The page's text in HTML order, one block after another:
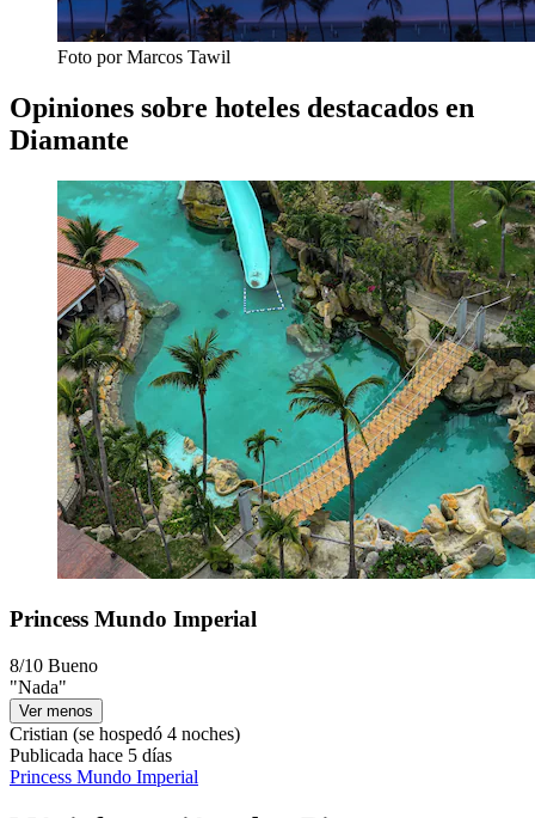
Foto por Marcos Tawil
Opiniones sobre hoteles destacados en
Diamante
Princess Mundo Imperial
8/10 Bueno
"Nada"
Ver menos
Cristian (se hospedó 4 noches)
Publicada hace 5 días
Princess Mundo Imperial